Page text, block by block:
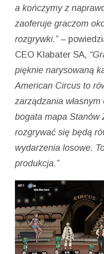
a kończymy z
zaoferuje graczom
rozgrywki.” –
CEO Klabater SA,
pięknie narysowaną
American Circus to
zarządzania
bogata mapa Stanów
rozgrywać się będą
wydarzenia losowe.
produkcja.”